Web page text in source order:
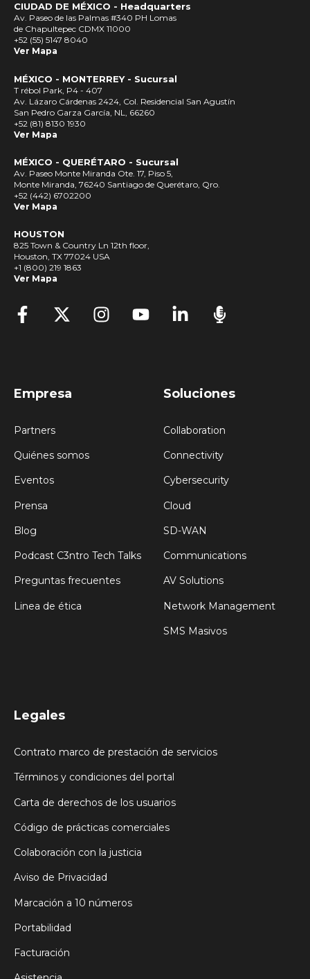
CIUDAD DE MÉXICO - Headquarters
Av. Paseo de las Palmas #340 PH Lomas
de Chapultepec CDMX 11000
+52 (55) 5147 8040
Ver Mapa
MÉXICO - MONTERREY - Sucursal
T rébol Park, P4 - 407
Av. Lázaro Cárdenas 2424, Col. Residencial San Agustín
San Pedro Garza García, NL, 66260
+52 (81) 8130 1930
Ver Mapa
MÉXICO - QUERÉTARO - Sucursal
Av. Paseo Monte Miranda Ote. 17, Piso 5,
Monte Miranda, 76240 Santiago de Querétaro, Qro.
+52 (442) 6702200
Ver Mapa
HOUSTON
825 Town & Country Ln 12th floor,
Houston, TX 77024 USA
+1 (800) 219 1863
Ver Mapa
Empresa
Partners
Quiénes somos
Eventos
Prensa
Blog
Podcast C3ntro Tech Talks
Preguntas frecuentes
Linea de ética
Soluciones
Collaboration
Connectivity
Cybersecurity
Cloud
SD-WAN
Communications
AV Solutions
Network Management
SMS Masivos
Legales
Contrato marco de prestación de servicios
Términos y condiciones del portal
Carta de derechos de los usuarios
Código de prácticas comerciales
Colaboración con la justicia
Aviso de Privacidad
Marcación a 10 números
Portabilidad
Facturación